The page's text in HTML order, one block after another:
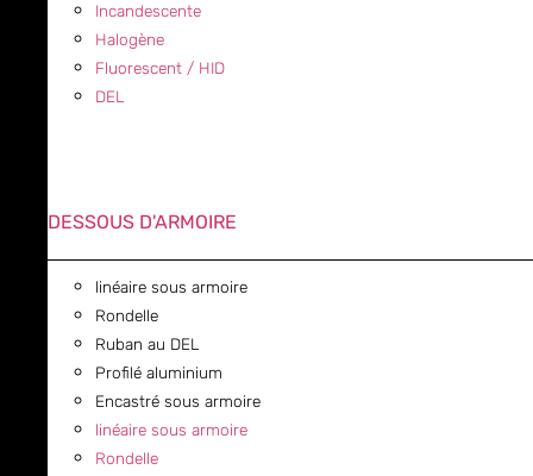
Incandescente
Halogène
Fluorescent / HID
DEL
DESSOUS D'ARMOIRE
linéaire sous armoire
Rondelle
Ruban au DEL
Profilé aluminium
Encastré sous armoire
linéaire sous armoire
Rondelle